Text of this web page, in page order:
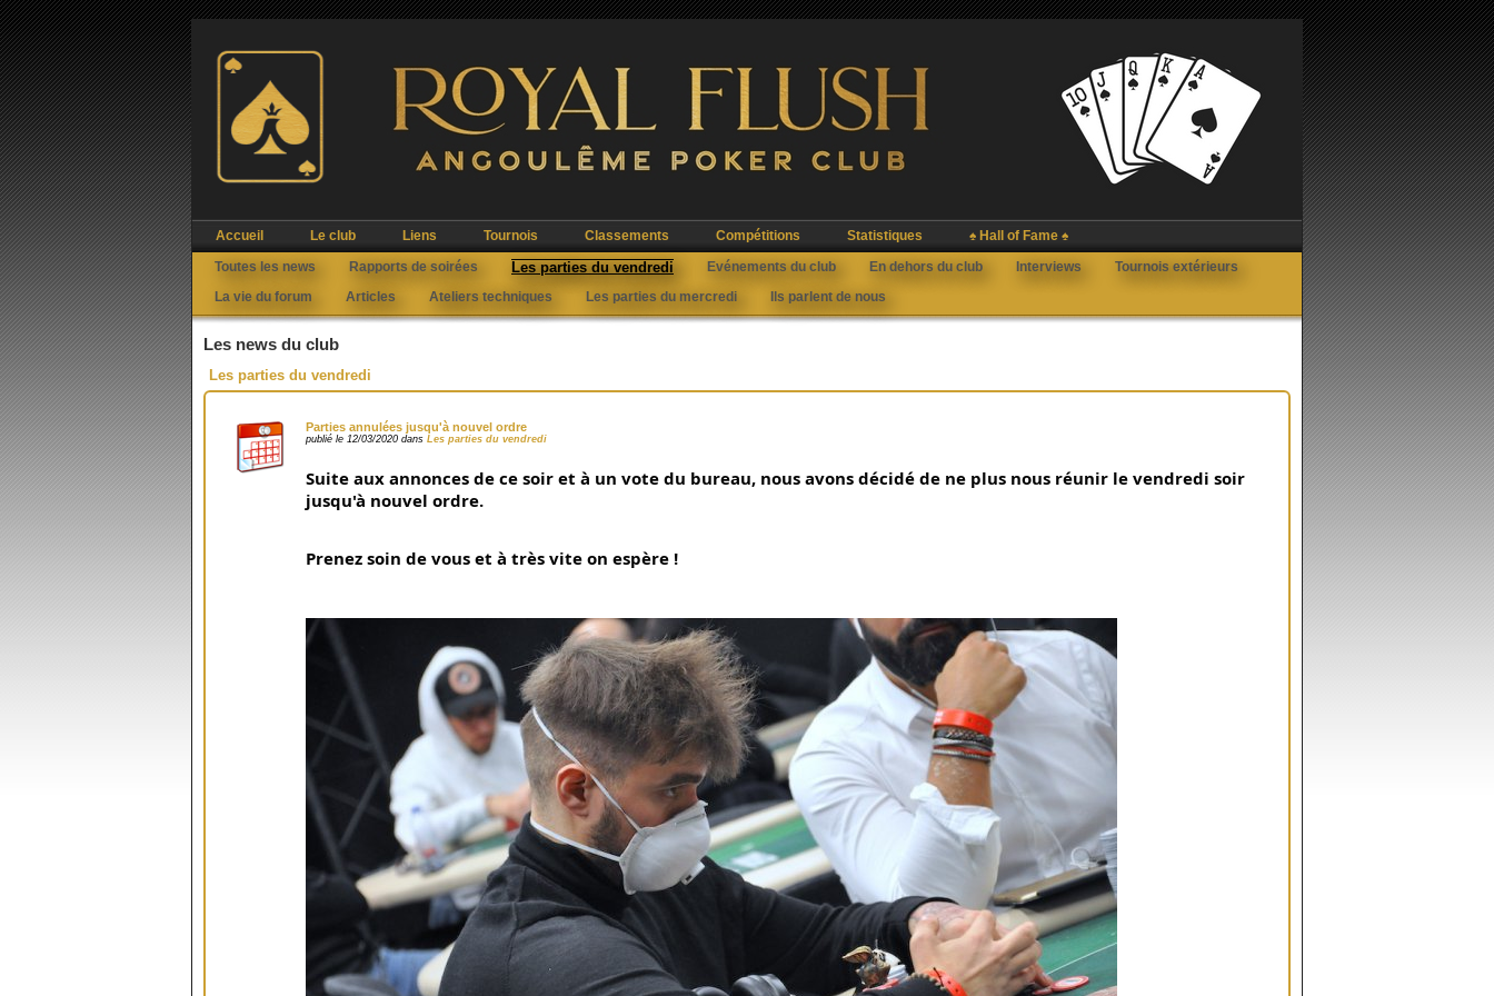
Accueil Le club Liens Tournois Classements Compétitions Statistiques
♠ Hall of Fame ♠
Toutes les news
Rapports de soirées Les parties du vendredi Evénements du club En dehors du club Interviews
Tournois extérieurs
La vie du forum
Articles Ateliers techniques Les parties du mercredi Ils parlent de nous
Les news du club
Les parties du vendredi
Parties annulées jusqu'à nouvel ordre
publié le 12/03/2020 dans Les parties du vendredi
Suite aux annonces de ce soir et à un vote du bureau, nous avons décidé de ne plus nous réunir le vendredi soir
jusqu'à nouvel ordre.
Prenez soin de vous et à très vite on espère !